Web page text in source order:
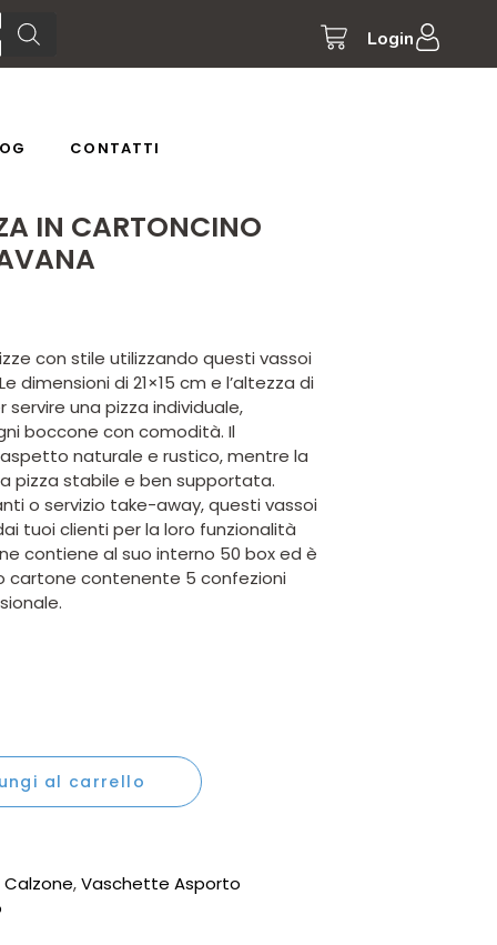
Login
CONTATTI
IN CARTONCINO
con stile utilizzando questi vassoi
dimensioni di 21×15 cm e l’altezza di
una pizza individuale,
boccone con comodità. Il
naturale e rustico, mentre la
pizza stabile e ben supportata.
o servizio take-away, questi vassoi
tuoi clienti per la loro funzionalità
contiene al suo interno 50 box ed è
cartone contenente 5 confezioni
21x15cm h3cm avana quantity
al carrello
Calzone,Vaschette Asporto